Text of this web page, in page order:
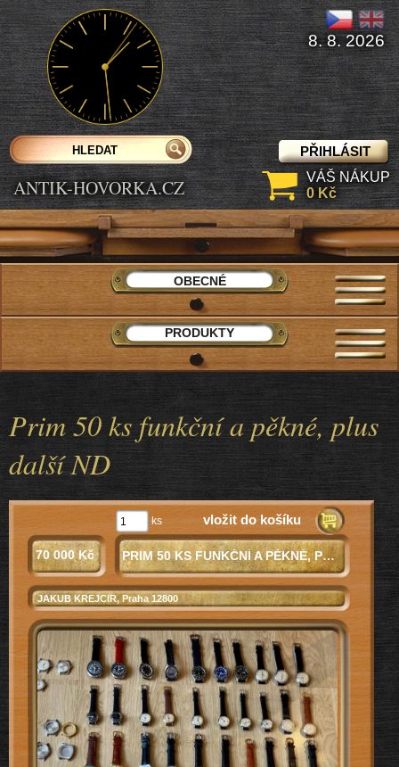
Prim 50 ks funkční a pěkné, plus
další ND
70 000 Kč PRIM 50 KS FUNKČNÍ A PĚKNÉ, PLUS DALŠÍ ND
JAKUB KREJCIR, Praha 12800
ks vložit do košíku
ANTIK-HOVORKA.CZ
PŘIHLÁSIT
8. 8. 2026
VÁŠ NÁKUP
0 Kč
OBECNÉ
PRODUKTY